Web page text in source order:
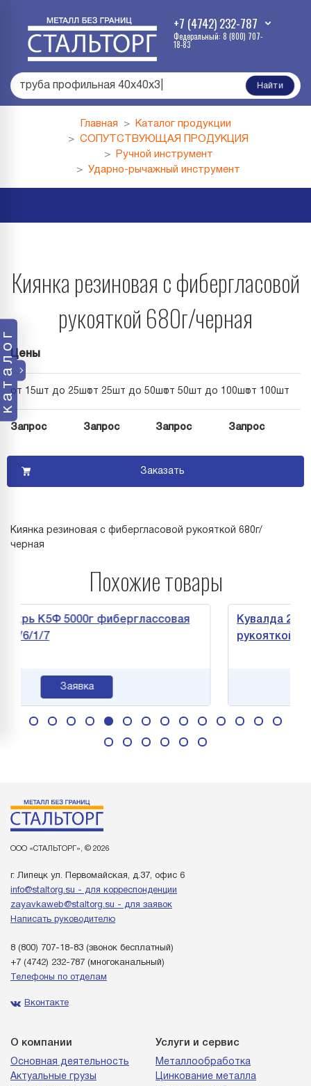
+7 (4742) 232-787
Федеральный: 8 (800) 707-
18-83
труба профильная 40х40х3 Найти
каталог
Главная
Каталог продукции
СОПУТСТВУЮЩАЯ ПРОДУКЦИЯ
Ручной инструмент
Ударно-рычажный инструмент
Киянка резиновая с фибергласовой
рукояткой 680г/черная
Цены
от 15шт до 25штот 25шт до 50штот 50шт до 100штот 100шт
Запрос Запрос Запрос Запрос
Заказать
Киянка резиновая с фибергласовой рукояткой 680г/
черная
Похожие товары
5000г фиберглассовая
Кувалда 2000
рукояткой Gigant
ООО «СТАЛЬТОРГ», © 2026
г. Липецк ул. Первомайская, д.37, офис 6
info@staltorg.su - для корреспонденции
zayavkaweb@staltorg.su - для заявок
Написать руководителю
8 (800) 707-18-83 (звонок бесплатный)
+7 (4742) 232-787 (многоканальный)
Телефоны по отделам
Вконтакте
О компании
Основная деятельность
Актуальные грузы
Услуги и сервис
Металлообработка
Цинкование металла